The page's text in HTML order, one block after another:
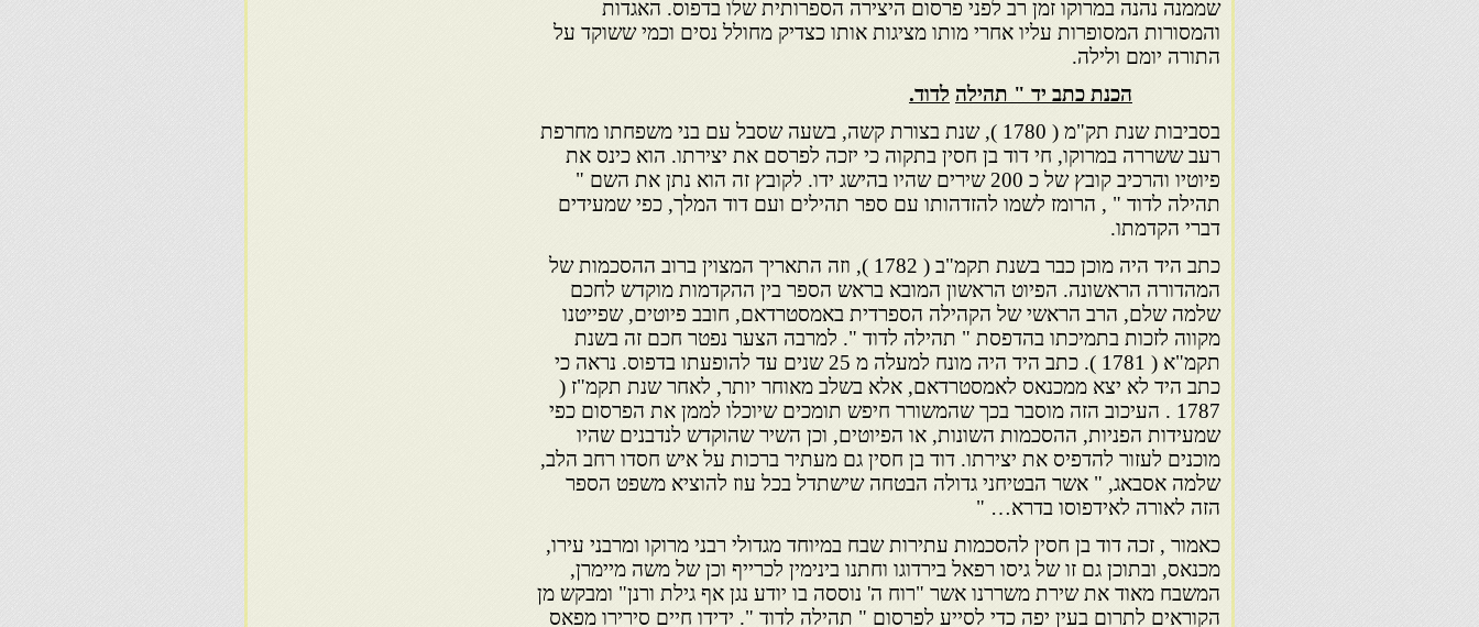
שממנה נהנה במרוקו זמן רב לפני פרסום היצירה הספרותית שלו בדפוס. האגדות
והמסורות המסופרות עליו אחרי מותו מציגות אותו כצדיק מחולל נסים וכמי ששוקד על
התורה יומם ולילה.
הכנת כתב יד " תהילה לדוד.
בסביבות שנת תק"מ ( 1780 ), שנת בצורת קשה, בשעה שסבל עם בני משפחתו מחרפת
רעב ששררה במרוקו, חי דוד בן חסין בתקוה כי יזכה לפרסם את יצירתו. הוא כינס את
פיוטיו והרכיב קובץ של כ 200 שירים שהיו בהישג ידו. לקובץ זה הוא נתן את השם "
תהילה לדוד " , הרומז לשמו להזדהותו עם ספר תהילים ועם דוד המלך, כפי שמעידים
דברי הקדמתו.
כתב היד היה מוכן כבר בשנת תקמ"ב ( 1782 ), וזה התאריך המצוין ברוב ההסכמות של
המהדורה הראשונה. הפיוט הראשון המובא בראש הספר בין ההקדמות מוקדש לחכם
שלמה שלם, הרב הראשי של הקהילה הספרדית באמסטרדאם, חובב פיוטים, שפייטנו
מקווה לזכות בתמיכתו בהדפסת " תהילה לדוד ". למרבה הצער נפטר חכם זה בשנת
תקמ"א ( 1781 ). כתב היד היה מונח למעלה מ 25 שנים עד להופעתו בדפוס. נראה כי
כתב היד לא יצא ממכנאס לאמסטרדאם, אלא בשלב מאוחר יותר, לאחר שנת תקמ"ז (
1787 . העיכוב הזה מוסבר בכך שהמשורר חיפש תומכים שיוכלו לממן את הפרסום כפי
שמעידות הפניות, ההסכמות השונות, או הפיוטים, וכן השיר שהוקדש לנדבנים שהיו
מוכנים לעזור להדפיס את יצירתו. דוד בן חסין גם מעתיר ברכות על איש חסדו רחב הלב,
שלמה אסבאג, " אשר הבטיחני גדולה הבטחה שישתדל בכל עוז להוציא משפט הספר
הזה לאורה לאידפוסו בדרא… "
כאמור , זכה דוד בן חסין להסכמות עתירות שבח במיוחד מגדולי רבני מרוקו ומרבני עירו,
מכנאס, ובתוכן גם זו של גיסו רפאל בירדוגו וחתנו בינימין לכרייף וכן של משה מיימרן,
המשבח מאוד את שירת משררנו אשר "רוח ה' נוססה בו יודע נגן אף גילת ורנן" ומבקש מן
הקוראים לתרום בעין יפה כדי לסייע לפרסום " תהילה לדוד ". ידידו חיים סירירו מפאס